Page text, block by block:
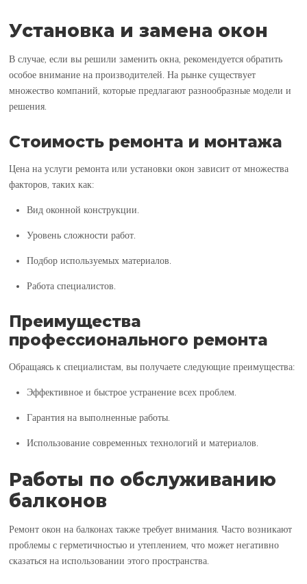
Установка и замена окон
В случае, если вы решили заменить окна, рекомендуется обратить
особое внимание на производителей. На рынке существует
множество компаний, которые предлагают разнообразные модели и
решения.
Стоимость ремонта и монтажа
Цена на услуги ремонта или установки окон зависит от множества
факторов, таких как:
Вид оконной конструкции.
Уровень сложности работ.
Подбор используемых материалов.
Работа специалистов.
Преимущества
профессионального ремонта
Обращаясь к специалистам, вы получаете следующие преимущества:
Эффективное и быстрое устранение всех проблем.
Гарантия на выполненные работы.
Использование современных технологий и материалов.
Работы по обслуживанию
балконов
Ремонт окон на балконах также требует внимания. Часто возникают
проблемы с герметичностью и утеплением, что может негативно
сказаться на использовании этого пространства.